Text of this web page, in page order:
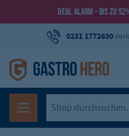
DEAL ALARM - BIS ZU
0231 1772630